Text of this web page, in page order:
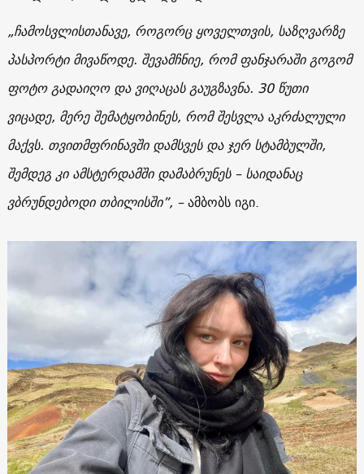
„ჩამოსვლისთანავე, როგორც ყოველთვის, საზღვარზე
პასპორტი მივაწოდე. შევამჩნიე, რომ ფანჯარაში გოგომ
ფოტო გადაიღო და ვიღაცას გაუგზავნა. 30 წუთი
ვიცადე, მერე შემატყობინეს, რომ შესვლა აკრძალული
მაქვს. თვითმფრინავში დამსვეს და ჯერ სტამბულში,
შემდეგ კი ამსტერდამში დამაბრუნეს – საიდანაც
ვბრუნდებოდი თბილისში”, –ამბობს იგი.